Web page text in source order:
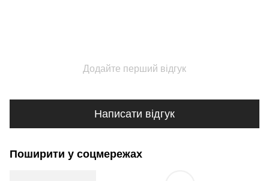
Додайте перший відгук
Написати відгук
Поширити у соцмережах